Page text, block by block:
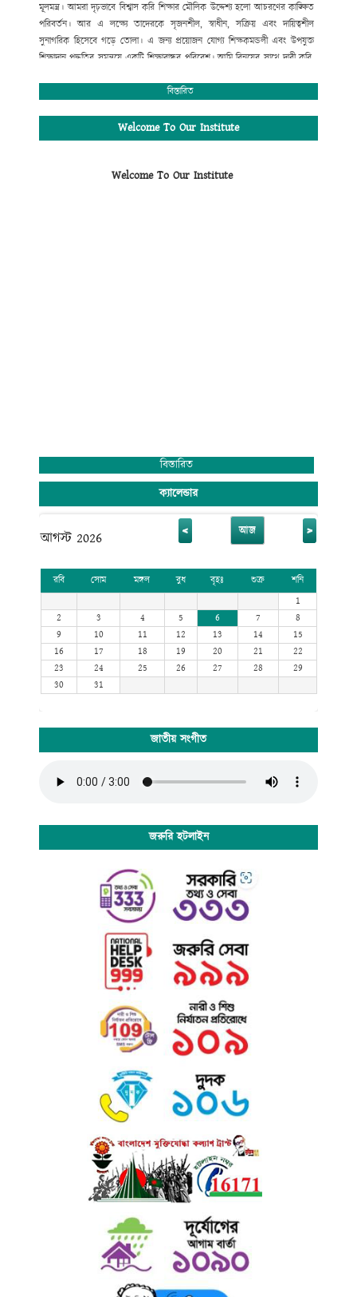
মূলমন্ত্র। আমরা দৃঢ়ভাবে বিশ্বাস করি শিক্ষার মৌলিক উদ্দেশ্য হলো আচরণের কাঙ্ক্ষিত
পরিবর্তন। আর এ লক্ষ্যে তাদেরকে সৃজনশীল,স্বাধীন,সক্রিয় এবং দায়িত্বশীল
সুনাগরিক হিসেবে গড়ে তোলা। এ জন্য প্রয়োজন যোগ্য শিক্ষকমন্ডলী এবং উপযুক্ত
শিক্ষাদান পদ্ধতির সমন্বয়ে একটি শিক্ষাবান্ধব পরিবেশ। আমি বিনয়ের সাথে দাবী করি,
প্রতিষ্ঠানটিতে
প্রধান শিক্ষক (ভারপ্রাপ্ত)
বিস্তারিত
Welcome To Our Institute
Welcome To Our Institute
বিস্তারিত
ক্যালেন্ডার
আগস্ট 2026 < আজ >
রবি সোম মঙ্গল বুধ বৃহঃ শুক্র
শনি
1
2
3 4 5 6 7
8
9
10 11 12 13 14
15
16
17 18 19 20 21
22
23
24 25 26 27 28
29
30
31
জাতীয় সংগীত
জরুরি হটলাইন